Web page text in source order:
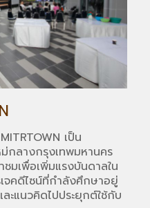
เป็น
กลางกรุงเทพมหานคร
มเพื่อเพิ่มแรงบันดาลใน
จคดีไซน์ที่กำลังศึกษาอยู่
ะแนวคิดไปประยุกต์ใช้กับ